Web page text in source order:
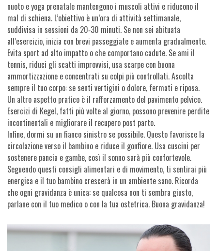
nuoto e yoga prenatale mantengono i muscoli attivi e riducono il
mal di schiena. L’obiettivo è un’ora di attività settimanale,
suddivisa in sessioni da 20‑30 minuti. Se non sei abituata
all’esercizio, inizia con brevi passeggiate e aumenta gradualmente.
Evita sport ad alto impatto o che comportano cadute. Se ami il
tennis, riduci gli scatti improvvisi, usa scarpe con buona
ammortizzazione e concentrati su colpi più controllati. Ascolta
sempre il tuo corpo: se senti vertigini o dolore, fermati e riposa.
Un altro aspetto pratico è il rafforzamento del pavimento pelvico.
Esercizi di Kegel, fatti più volte al giorno, possono prevenire perdite
incontinentali e migliorare il recupero post parto.
Infine, dormi su un fianco sinistro se possibile. Questo favorisce la
circolazione verso il bambino e riduce il gonfiore. Usa cuscini per
sostenere pancia e gambe, così il sonno sarà più confortevole.
Seguendo questi consigli alimentari e di movimento, ti sentirai più
energica e il tuo bambino crescerà in un ambiente sano. Ricorda
che ogni gravidanza è unica: se qualcosa non ti sembra giusto,
parlane con il tuo medico o con la tua ostetrica. Buona gravidanza!